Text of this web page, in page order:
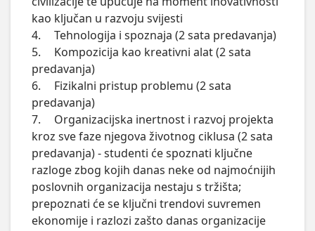
kao ključan u razvoju svijesti
4.	Tehnologija i spoznaja (2 sata predavanja)
5.	Kompozicija kao kreativni alat (2 sata
predavanja)
6.	Fizikalni pristup problemu (2 sata
predavanja)
7.	Organizacijska inertnost i razvoj projekta
kroz sve faze njegova životnog ciklusa (2 sata
predavanja) - studenti će spoznati ključne
razloge zbog kojih danas neke od najmoćnijih
poslovnih organizacija nestaju s tržišta;
prepoznati će se ključni trendovi suvremen
ekonomije i razlozi zašto danas organizacije